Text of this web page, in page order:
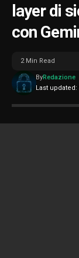
layer di
con
Last updated:
ByRedazione
2 Min Read